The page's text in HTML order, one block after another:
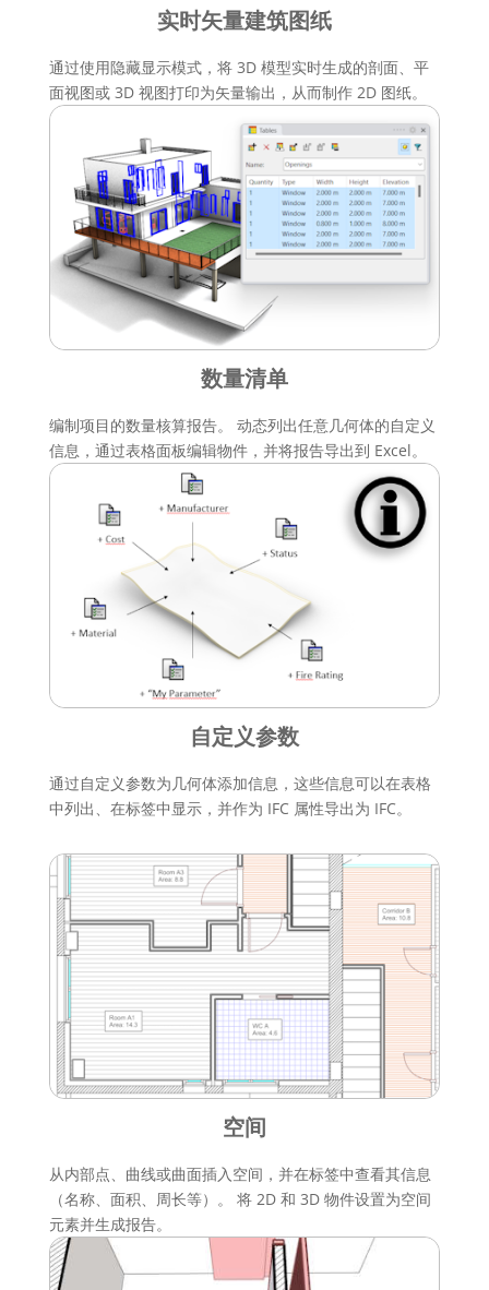
实时矢量建筑图纸
通过使用隐藏显示模式，将 3D 模型实时生成的剖面、平
面视图或 3D 视图打印为矢量输出，从而制作 2D 图纸。
数量清单
编制项目的数量核算报告。 动态列出任意几何体的自定义
信息，通过表格面板编辑物件，并将报告导出到 Excel。
自定义参数
通过自定义参数为几何体添加信息，这些信息可以在表格
中列出、在标签中显示，并作为 IFC 属性导出为 IFC。
空间
从内部点、曲线或曲面插入空间，并在标签中查看其信息
（名称、面积、周长等）。 将 2D 和 3D 物件设置为空间
元素并生成报告。